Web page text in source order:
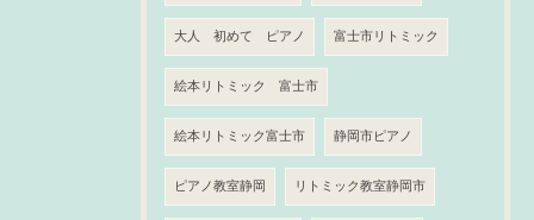
大人 初めて ピアノ 富士市リトミック
絵本リトミック 富士市
絵本リトミック富士市 静岡市ピアノ
ピアノ教室静岡 リトミック教室静岡市